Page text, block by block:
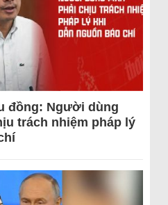
đồng: Người dùng
trách nhiệm pháp lý